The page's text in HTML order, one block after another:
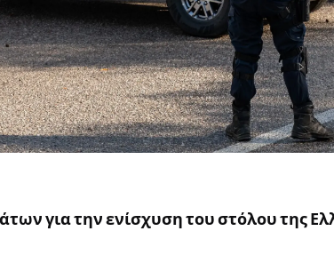
για την ενίσχυση του στόλου της